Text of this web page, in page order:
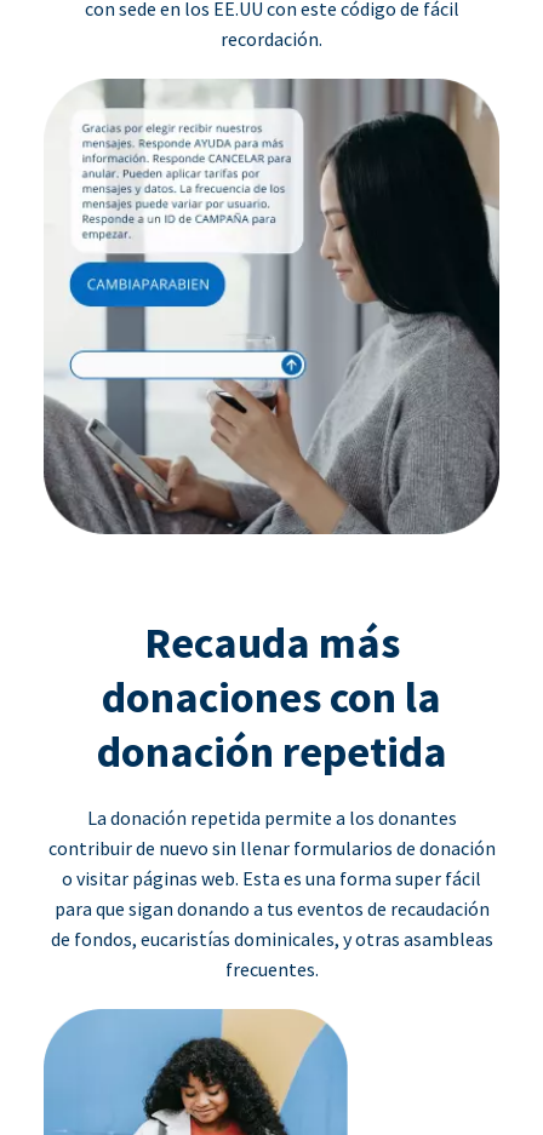
con sede en los EE.UU con este código de fácil
recordación.
Recauda más
donaciones con la
donación repetida
La donación repetida permite a los donantes
contribuir de nuevo sin llenar formularios de donación
o visitar páginas web. Esta es una forma super fácil
para que sigan donando a tus eventos de recaudación
de fondos, eucaristías dominicales, y otras asambleas
frecuentes.